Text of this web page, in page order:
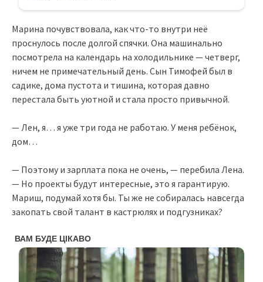
Марина почувствовала, как что-то внутри неё
проснулось после долгой спячки. Она машинально
посмотрела на календарь на холодильнике — четверг,
ничем не примечательный день. Сын Тимофей был в
садике, дома пустота и тишина, которая давно
перестала быть уютной и стала просто привычной.
— Лен, я… я уже три года не работаю. У меня ребёнок,
дом…
— Поэтому и зарплата пока не очень, — перебила Лена.
— Но проекты будут интересные, это я гарантирую.
Мариш, подумай хотя бы. Ты же не собиралась навсегда
закопать свой талант в кастрюлях и подгузниках?